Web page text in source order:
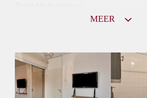
Huurtoeslag
Niet mogelijk
Inkomen eis
N.V.T.
MEER